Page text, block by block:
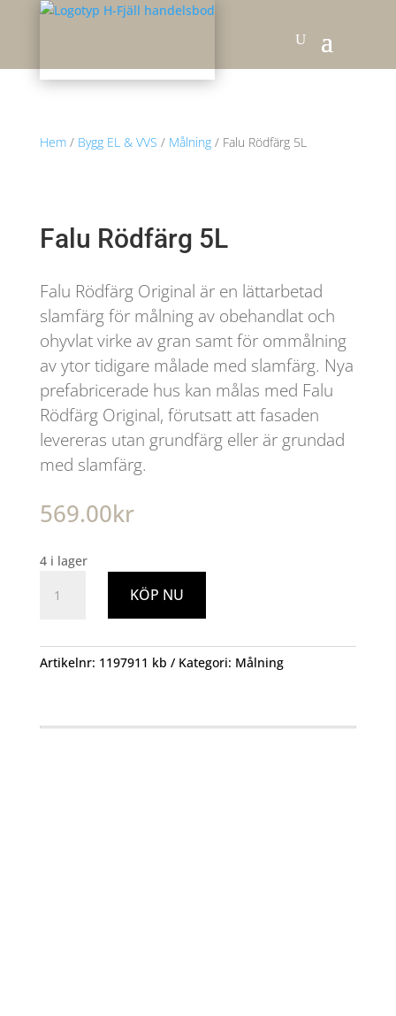
Hem/ Bygg EL & VVS / Målning/ Falu Rödfärg 5L
Falu Rödfärg 5L
Falu Rödfärg Original är en lättarbetad
slamfärg för målning av obehandlat och
ohyvlat virke av gran samt för ommålning
av ytor tidigare målade med slamfärg. Nya
prefabricerade hus kan målas med Falu
Rödfärg Original, förutsatt att fasaden
levereras utan grundfärg eller är grundad
med slamfärg.
569.00kr
4 i lager
Rödfärg
KÖP NU
Artikelnr: 1197911 kb Kategori: Målning